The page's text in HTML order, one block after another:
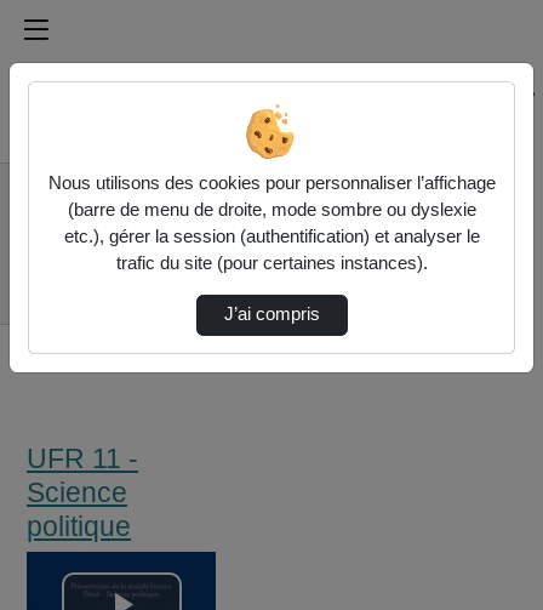
Médiathèque de l'université Paris
Rechercher un média sur Médiathèque de l'université
Accueil
UFR 11 - Science
politique
Présentation De La
UFR 11 -
Science
politique
Nous utilisons des cookies pour personnaliser l’affichage
(barre de menu de droite, mode sombre ou dyslexie
etc.), gérer la session (authentification) et analyser le
trafic du site (pour certaines instances).
J’ai compris